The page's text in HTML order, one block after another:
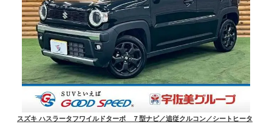
スズキ ハスラータフワイルドターボ ７型ナビ／追従クルコン／シートヒータ